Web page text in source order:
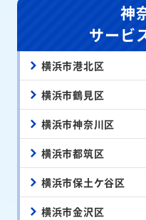
神
サービ
横浜市港北区
横浜市鶴見区
横浜市神奈川区
横浜市都筑区
横浜市保土ケ谷区
横浜市金沢区